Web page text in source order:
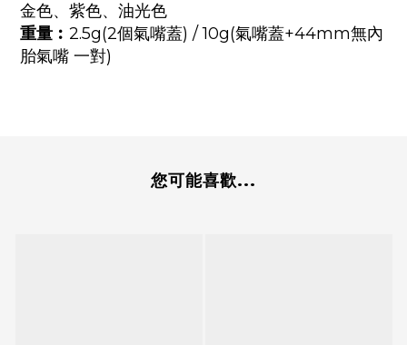
金色、紫色、油光色
重量︰ 2.5g(2個氣嘴蓋) / 10g(氣嘴蓋+44mm無內
胎氣嘴 一對)
您可能喜歡...